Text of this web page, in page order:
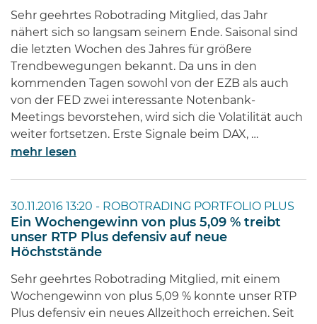
Sehr geehrtes Robotrading Mitglied, das Jahr
nähert sich so langsam seinem Ende. Saisonal sind
die letzten Wochen des Jahres für größere
Trendbewegungen bekannt. Da uns in den
kommenden Tagen sowohl von der EZB als auch
von der FED zwei interessante Notenbank-
Meetings bevorstehen, wird sich die Volatilität auch
weiter fortsetzen. Erste Signale beim DAX, …
mehr lesen
30.11.2016 13:20 - ROBOTRADING PORTFOLIO PLUS
Ein Wochengewinn von plus 5,09 % treibt
unser RTP Plus defensiv auf neue
Höchststände
Sehr geehrtes Robotrading Mitglied, mit einem
Wochengewinn von plus 5,09 % konnte unser RTP
Plus defensiv ein neues Allzeithoch erreichen. Seit